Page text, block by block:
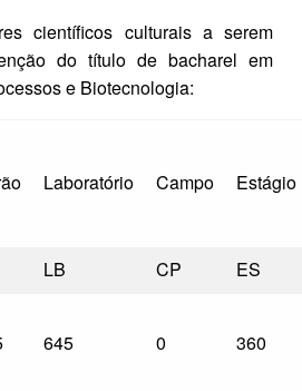
científicos culturais a serem
do título de bacharel em
e Biotecnologia:
Laboratório Campo Estágio
LB CP
ES
645 0 360